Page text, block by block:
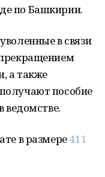
по Башкирии.
в связи
а также
пособие
ведомстве.
в размере411